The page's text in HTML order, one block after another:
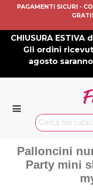
PAGAMENTI SICURI -
CHIUSURA
Gli ordini
agosto
Palloncini
Party mini